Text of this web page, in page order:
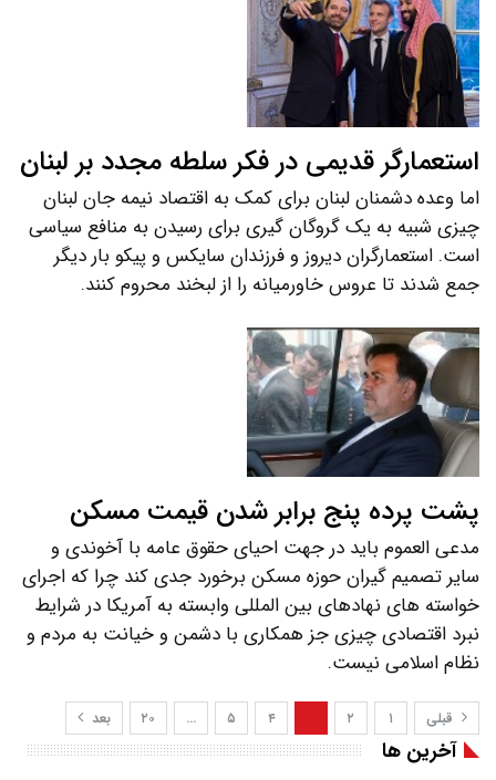
استعمارگر قدیمی در فکر سلطه مجدد بر لبنان
اما وعده دشمنان لبنان برای کمک به اقتصاد نیمه جان لبنان
چیزی شبیه به یک گروگان گیری برای رسیدن به منافع سیاسی
است. استعمارگران دیروز و فرزندان سایکس و پیکو بار دیگر
جمع شدند تا عروس خاورمیانه را از لبخند محروم کنند.
پشت پرده پنج برابر شدن قیمت مسکن
مدعی العموم باید در جهت احیای حقوق عامه با آخوندی و
سایر تصمیم گیران حوزه مسکن برخورد جدی کند چرا که اجرای
خواسته های نهادهای بین المللی وابسته به آمریکا در شرایط
نبرد اقتصادی چیزی جز همکاری با دشمن و خیانت به مردم و
نظام اسلامی نیست.
قبلی ۱ ۲ ۴ ۵ … ۲۰ بعد
آخرین ها